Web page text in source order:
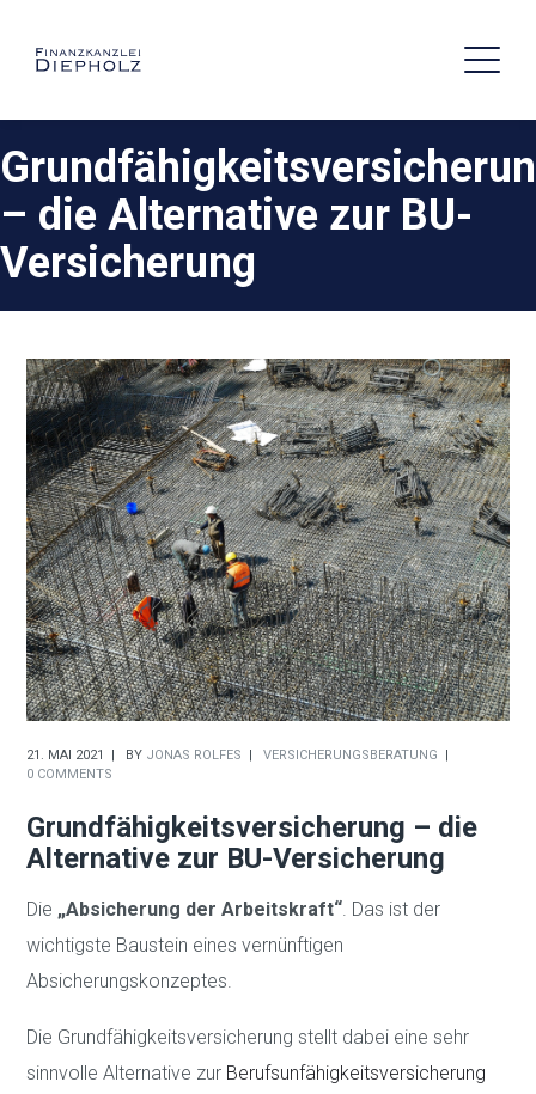
– die Alternative zur BU-
Versicherung
21. MAI 2021 BY JONAS ROLFES
VERSICHERUNGSBERATUNG
0 COMMENTS
Grundfähigkeitsversicherung – die
Alternative zur BU-Versicherung
Die „Absicherung der Arbeitskraft“ . Das ist der
wichtigste Baustein eines vernünftigen
Absicherungskonzeptes.
Die Grundfähigkeitsversicherung stellt dabei eine sehr
sinnvolle Alternative zur Berufsunfähigkeitsversicherung